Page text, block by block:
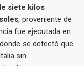
siete kilos
, proveniente de
fue ejecutada en
se detectó que
sin